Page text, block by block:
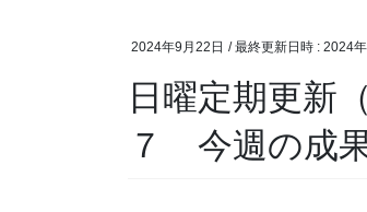
2024年9月22日 / 最終更新日時 : 2024
日曜定期更新
７ 今週の成果